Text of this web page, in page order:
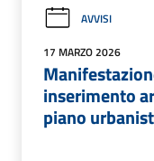
AVVISI
17 MARZO 2026
inserimento
piano